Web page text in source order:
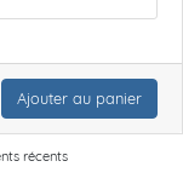
Ajouter au panier
récents